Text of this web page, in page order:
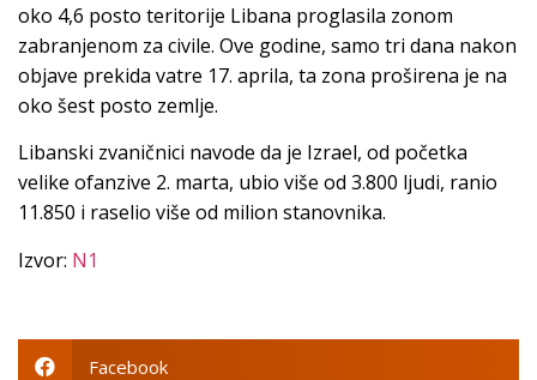
oko 4,6 posto teritorije Libana proglasila zonom
zabranjenom za civile. Ove godine, samo tri dana nakon
objave prekida vatre 17. aprila, ta zona proširena je na
oko šest posto zemlje.
Libanski zvaničnici navode da je Izrael, od početka
velike ofanzive 2. marta, ubio više od 3.800 ljudi, ranio
11.850 i raselio više od milion stanovnika.
Izvor: N1
Facebook